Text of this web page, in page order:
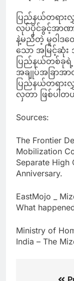
ပြည်နယ်တရာ
လုပ်ပိုင်ခွင့်အာဏ
နဲ့မညီတဲ့ မူဝါဒ
သော အမြင့်ဆုံး
ပြည်နယ်တစ်ခုရဲ့
အချုပ်အခြာအ
ပြည်နယ်တရား
လှတာ ဖြစ်ပါတ
Sources:
The Frontier
Mobilization
Separate High
Anniversary.
EastMojo _
What
Ministry of
India – The